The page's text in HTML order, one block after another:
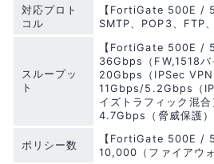
対応プロト
コル
【FortiGate 500E /
SMTP、POP3、FTP
スループッ
ト
【FortiGate 500E /
36Gbps（FW,1518バ
20Gbps（IPSec VPN
11Gbps/5.2Gbps（
イズトラフィック混合
4.7Gbps（脅威保護）
ポリシー数
【FortiGate 500E /
10,000（ファイアウ